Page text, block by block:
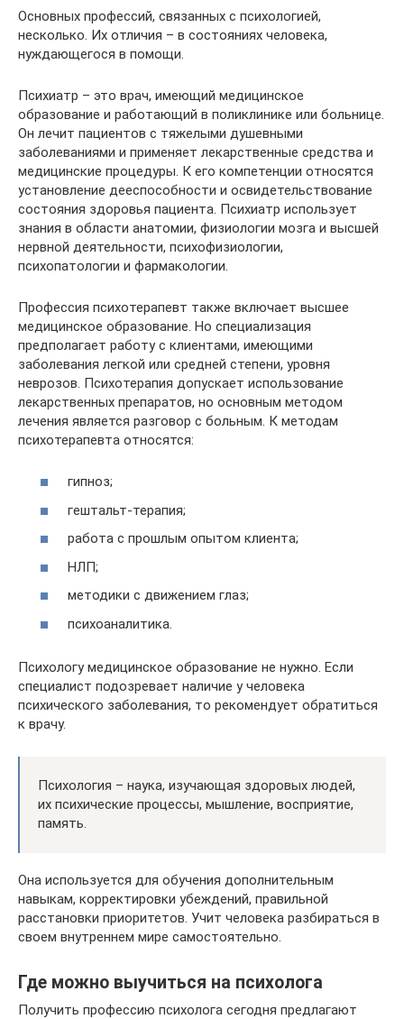
Основных профессий, связанных с психологией,
несколько. Их отличия – в состояниях человека,
нуждающегося в помощи.
Психиатр – это врач, имеющий медицинское
образование и работающий в поликлинике или больнице.
Он лечит пациентов с тяжелыми душевными
заболеваниями и применяет лекарственные средства и
медицинские процедуры. К его компетенции относятся
установление дееспособности и освидетельствование
состояния здоровья пациента. Психиатр использует
знания в области анатомии, физиологии мозга и высшей
нервной деятельности, психофизиологии,
психопатологии и фармакологии.
Профессия психотерапевт также включает высшее
медицинское образование. Но специализация
предполагает работу с клиентами, имеющими
заболевания легкой или средней степени, уровня
неврозов. Психотерапия допускает использование
лекарственных препаратов, но основным методом
лечения является разговор с больным. К методам
психотерапевта относятся:
гипноз;
гештальт-терапия;
работа с прошлым опытом клиента;
НЛП;
методики с движением глаз;
психоаналитика.
Психологу медицинское образование не нужно. Если
специалист подозревает наличие у человека
психического заболевания, то рекомендует обратиться
к врачу.
Психология – наука, изучающая здоровых людей,
их психические процессы, мышление, восприятие,
память.
Она используется для обучения дополнительным
навыкам, корректировки убеждений, правильной
расстановки приоритетов. Учит человека разбираться в
своем внутреннем мире самостоятельно.
Где можно выучиться на психолога
Получить профессию психолога сегодня предлагают